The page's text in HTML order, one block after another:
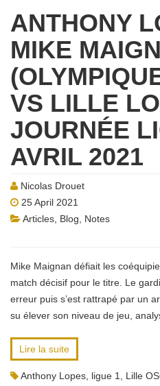
ANTHONY
MIKE
VS LILLE
JOURNÉE
AVRIL 2021
Nicolas Drouet
25 April 2021
Articles Blog
Notes
Mike Maignan défiait les
match décisif pour le titre. Le
erreur puis s’est rattrapé par un
su élever son niveau de jeu,
Lire la suite
Anthony Lopes ligue 1 Lille